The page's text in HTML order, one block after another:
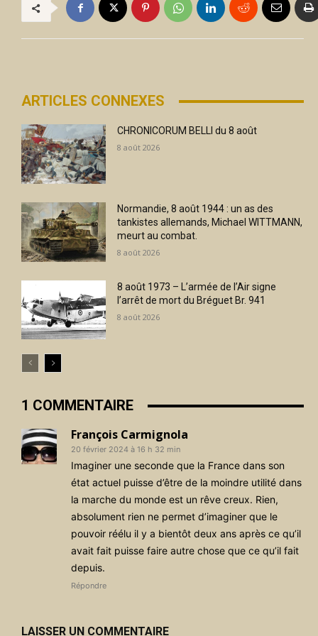
ARTICLES CONNEXES
CHRONICORUM BELLI du 8 août
8 août 2026
Normandie, 8 août 1944 : un as des
tankistes allemands, Michael WITTMANN,
meurt au combat.
8 août 2026
8 août 1973 – L’armée de l’Air signe
l’arrêt de mort du Bréguet Br. 941
8 août 2026
1 COMMENTAIRE
François Carmignola
20 février 2024 à 16 h 32 min
Imaginer une seconde que la France dans son
état actuel puisse d’être de la moindre utilité dans
la marche du monde est un rêve creux. Rien,
absolument rien ne permet d’imaginer que le
pouvoir réélu il y a bientôt deux ans après ce qu’il
avait fait puisse faire autre chose que ce qu’il fait
depuis.
Répondre
LAISSER UN COMMENTAIRE